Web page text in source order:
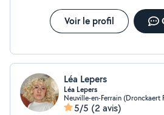
Voir le profil
Léa Lepers
Léa Lepers
Neuville-en-Ferrain (Dronckaert
5/5 (2 avis)